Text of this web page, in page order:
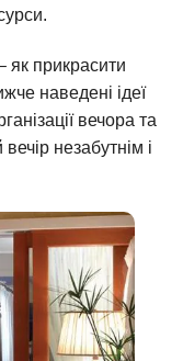
як прикрасити
наведені ідеї
вечора та
незабутнім і